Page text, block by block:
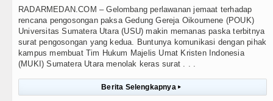
RADARMEDAN.COM – Gelombang perlawanan jemaat terhadap
rencana pengosongan paksa Gedung Gereja Oikoumene (POUK)
Universitas Sumatera Utara (USU) makin memanas paska terbitnya
surat pengosongan yang kedua. Buntunya komunikasi dengan pihak
kampus membuat Tim Hukum Majelis Umat Kristen Indonesia
(MUKI) Sumatera Utara menolak keras surat . . .
Berita Selengkapnya ▸